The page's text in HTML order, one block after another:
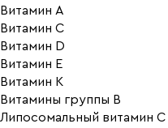
Витамин A
Витамин C
Витамин D
Витамин E
Витамин K
Витамины группы B
Липосомальный витамин C